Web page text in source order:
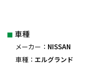
車種
メーカー： NISSAN
車種： エルグランド